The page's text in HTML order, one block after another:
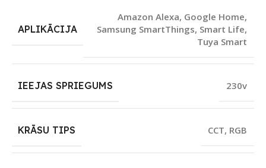
APLIKĀCIJA
Amazon Alexa, Google Home,
Samsung SmartThings, Smart Life,
Tuya Smart
IEEJAS SPRIEGUMS 230v
KRĀSU TIPS CCT, RGB